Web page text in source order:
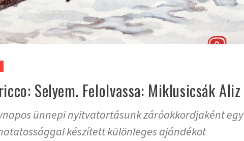
Selyem. Felolvassa: Miklusicsák Aliz
ünnepi nyitvatartásunk záróakkordjaként egy
készített különleges ajándékot